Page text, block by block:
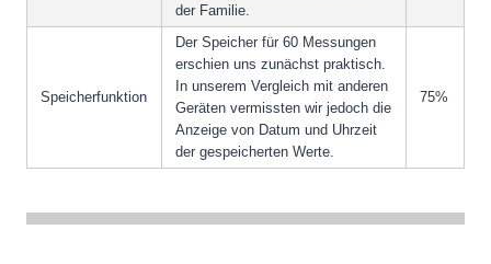
der Familie.
Speicherfunktion
Der Speicher für 60 Messungen
erschien uns zunächst praktisch.
In unserem Vergleich mit anderen
Geräten vermissten wir jedoch die
Anzeige von Datum und Uhrzeit
der gespeicherten Werte.
75%